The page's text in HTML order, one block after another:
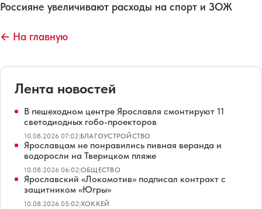
Россияне увеличивают расходы на спорт и ЗОЖ
← На главную
Лента новостей
В пешеходном центре Ярославля смонтируют 11
светодиодных гобо-проекторов
10.08.2026 07:02|БЛАГОУСТРОЙСТВО
Ярославцам не понравились пивная веранда и
водоросли на Тверицком пляже
10.08.2026 06:02|ОБЩЕСТВО
Ярославский «Локомотив» подписал контракт с
защитником «Югры»
10.08.2026 05:02|ХОККЕЙ